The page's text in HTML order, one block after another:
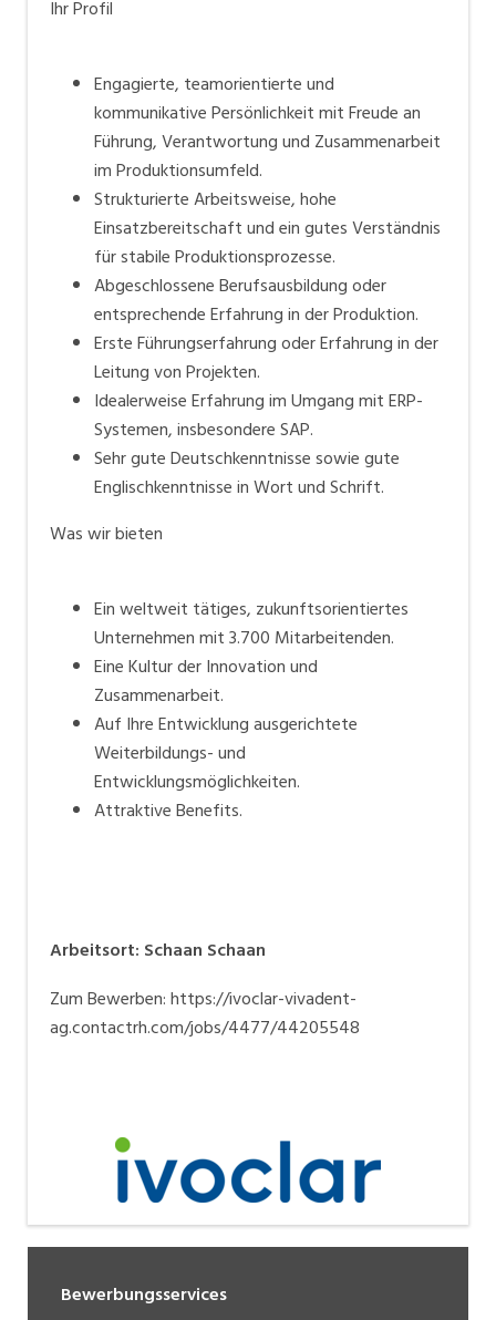
Ihr Profil
Engagierte, teamorientierte und
kommunikative Persönlichkeit mit Freude an
Führung, Verantwortung und Zusammenarbeit
im Produktionsumfeld.
Strukturierte Arbeitsweise, hohe
Einsatzbereitschaft und ein gutes Verständnis
für stabile Produktionsprozesse.
Abgeschlossene Berufsausbildung oder
entsprechende Erfahrung in der Produktion.
Erste Führungserfahrung oder Erfahrung in der
Leitung von Projekten.
Idealerweise Erfahrung im Umgang mit ERP-
Systemen, insbesondere SAP.
Sehr gute Deutschkenntnisse sowie gute
Englischkenntnisse in Wort und Schrift.
Was wir bieten
Ein weltweit tätiges, zukunftsorientiertes
Unternehmen mit 3.700 Mitarbeitenden.
Eine Kultur der Innovation und
Zusammenarbeit.
Auf Ihre Entwicklung ausgerichtete
Weiterbildungs- und
Entwicklungsmöglichkeiten.
AttraktiveBenefits.
Arbeitsort: Schaan Schaan
Zum Bewerben: https://ivoclar-vivadent-
ag.contactrh.com/jobs/4477/44205548
Bewerbungsservices